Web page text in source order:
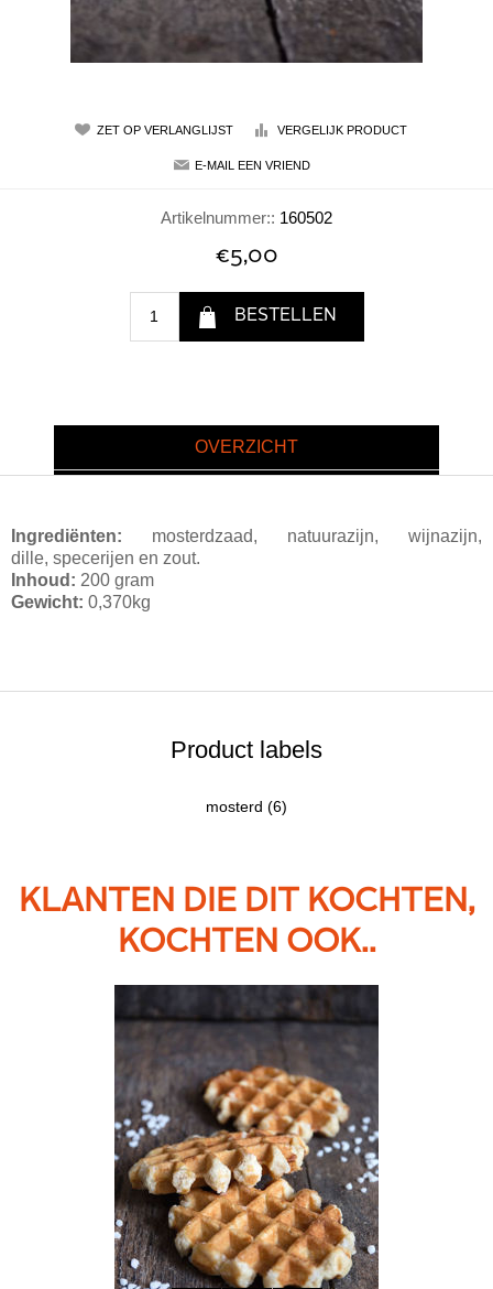
Artikelnummer:: 160502
€5,00
OVERZICHT
Ingrediënten: mosterdzaad, natuurazijn, wijnazijn,
dille, specerijen en zout.
Inhoud: 200 gram
Gewicht: 0,370kg
Product labels
mosterd (6)
KLANTEN DIE DIT KOCHTEN,
KOCHTEN OOK..